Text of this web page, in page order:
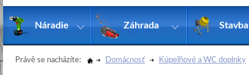
Právě se nacházíte: Domácnosť Kúpeľňové a WC doplnky
Náradie Záhrada Stavba